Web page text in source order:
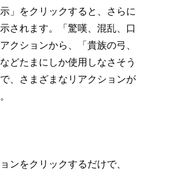
」をクリックすると、さらに
されます。「驚嘆、混乱、口
クションから、「貴族の弓、
どたまにしか使用しなさそう
、さまざまなリアクションが
ンをクリックするだけで、